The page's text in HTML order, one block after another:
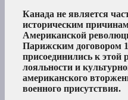
Канада не является
историческим
Американской
Парижским договором
присоединились к этой
лояльности и
американского
военного присутствия.